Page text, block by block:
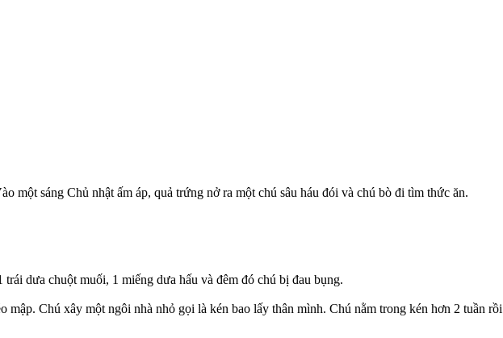
một sáng Chủ nhật ấm áp, quả trứng nở ra một chú sâu háu đói và chú bò đi tìm thức ăn.
dưa chuột muối, 1 miếng dưa hấu và đêm đó chú bị đau bụng.
Chú xây một ngôi nhà nhỏ gọi là kén bao lấy thân mình. Chú nằm trong kén hơn 2 tuần